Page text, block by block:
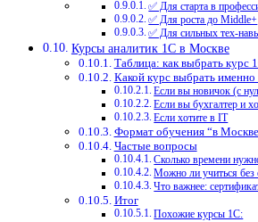
✅ Для старта в
✅ Для роста до Middle+
✅ Для сильных тех-
Курсы аналитик 1С в Москве
Таблица: как выбрать курс
Какой курс выбрать именно
Если вы новичок (с
Если вы бухгалтер и
Если хотите в IT
Формат обучения “в
Частые вопросы
Сколько времени
Можно ли учиться без
Что важнее:
Итог
Похожие курсы 1С: